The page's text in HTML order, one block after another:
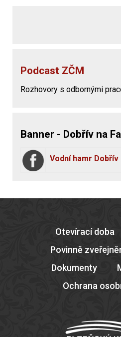
Podcast ZČM
Rozhovory s odbornými
Banner - Dobřív na
Vodní hamr
Otevírací doba
Povinně
Dokumenty
Ochrana